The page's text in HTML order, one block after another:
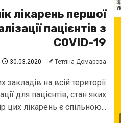
лікарень першої
пацієнтів з
COVID-19
30.03.2020 Тетяна Домарєва
на всій території
для пацієнтів, стан яких
цих лікарень є спільною...